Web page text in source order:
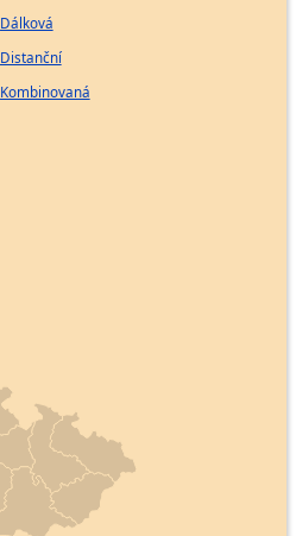
Dálková
Distanční
Kombinovaná